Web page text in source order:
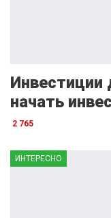
Инвестиции
начать
2 765
ИНТЕРЕСНО